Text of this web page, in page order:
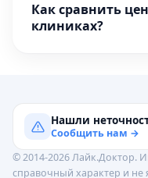
Как сравнить
клиниках?
Нашли
Сообщить нам →
© 2014-2026 Лайк.Доктор.
справочный характер и не